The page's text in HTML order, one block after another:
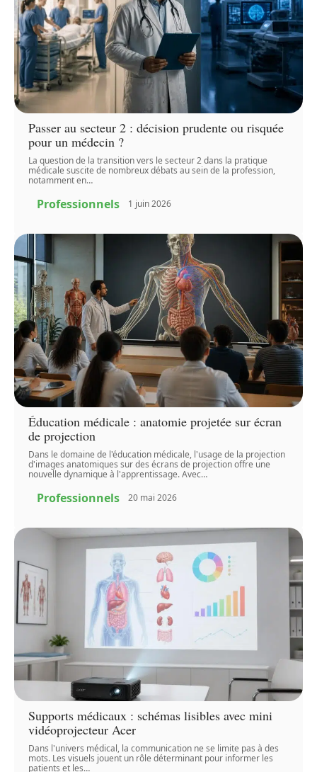
Passer au secteur 2 : décision prudente ou risquée
pour un médecin ?
La question de la transition vers le secteur 2 dans la pratique
médicale suscite de nombreux débats au sein de la profession,
notamment en…
Professionnels 1 juin 2026
Éducation médicale : anatomie projetée sur écran
de projection
Dans le domaine de l'éducation médicale, l'usage de la projection
d'images anatomiques sur des écrans de projection offre une
nouvelle dynamique à l'apprentissage. Avec…
Professionnels 20 mai 2026
Supports médicaux : schémas lisibles avec mini
vidéoprojecteur Acer
Dans l'univers médical, la communication ne se limite pas à des
mots. Les visuels jouent un rôle déterminant pour informer les
patients et les…